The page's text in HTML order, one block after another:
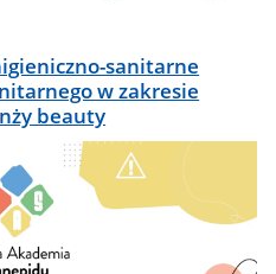
sanitarne
w zakresie
beauty